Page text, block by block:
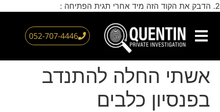
2. הדבק את הקוד הזה מיד אחרי תגית הפתיחה :
דילוג
052-707-4446
אשתי החלה להתנדב
בפנסיון כלבים